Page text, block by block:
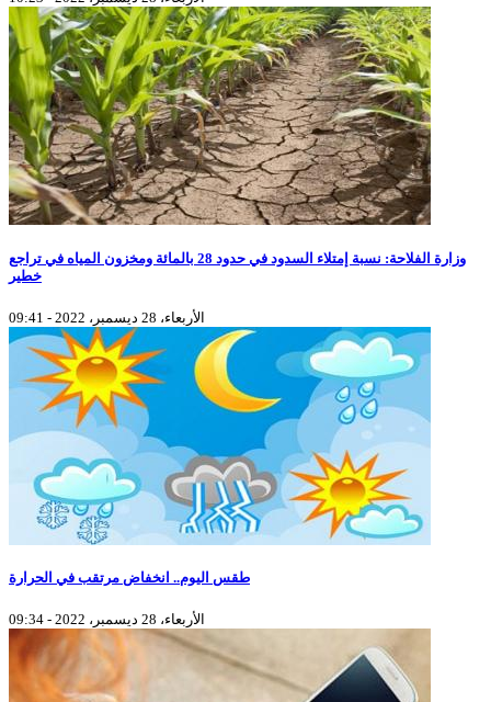
وزارة الفلاحة: نسبة إمتلاء السدود في حدود 28 بالمائة ومخزون المياه في تراجع
خطير
الأربعاء، 28 ديسمبر، 2022 - 09:41
طقس اليوم.. انخفاض مرتقب في الحرارة
الأربعاء، 28 ديسمبر، 2022 - 09:34